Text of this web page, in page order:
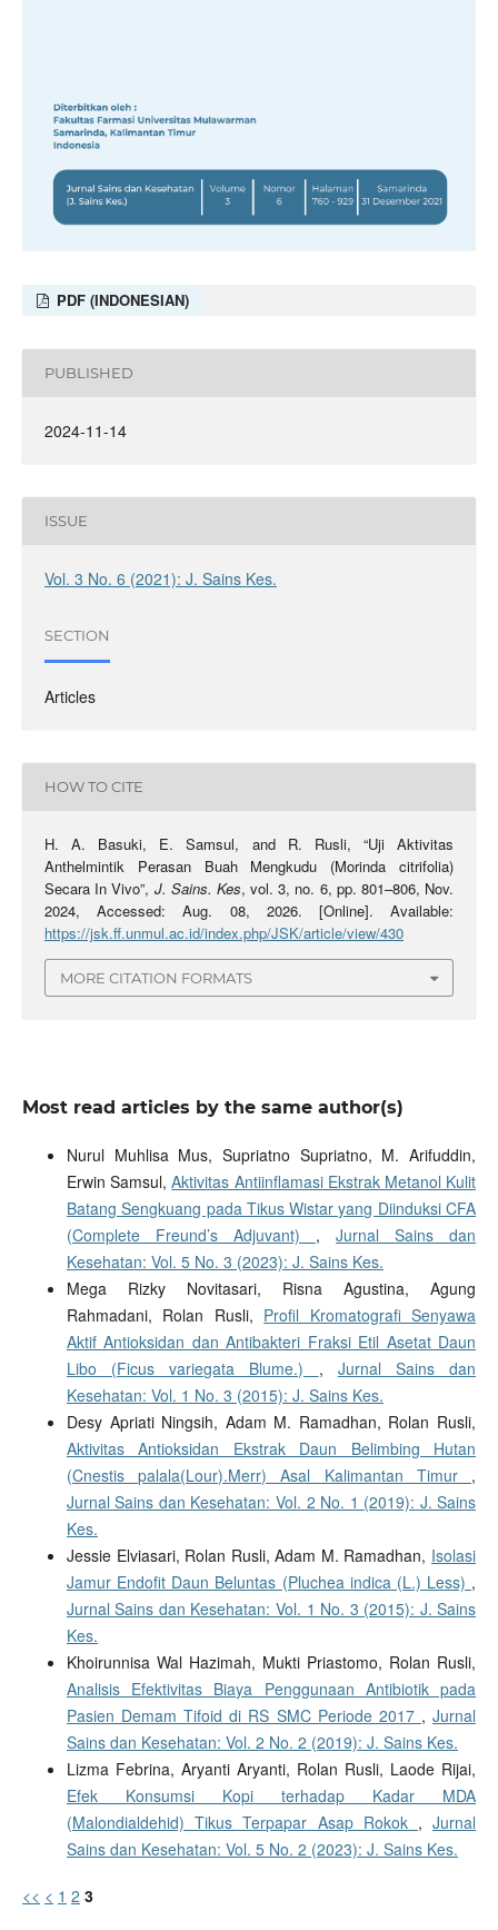
PDF (INDONESIAN)
PUBLISHED
2024-11-14
ISSUE
Vol. 3 No. 6 (2021): J. Sains Kes.
SECTION
Articles
HOW TO CITE
H. A. Basuki, E. Samsul, and R. Rusli, “Uji Aktivitas
Anthelmintik Perasan Buah Mengkudu (Morinda citrifolia)
Secara In Vivo”, J. Sains. Kes, vol. 3, no. 6, pp. 801–806, Nov.
2024, Accessed: Aug. 08, 2026. [Online]. Available:
https://jsk.ff.unmul.ac.id/index.php/JSK/article/view/430
MORE CITATION FORMATS
Most read articles by the same author(s)
Nurul Muhlisa Mus, Supriatno Supriatno, M. Arifuddin,
Erwin Samsul,Aktivitas Antiinflamasi Ekstrak Metanol Kulit
Batang Sengkuang pada Tikus Wistar yang Diinduksi CFA
(Complete Freund’s Adjuvant) ,Jurnal Sains dan
Kesehatan: Vol. 5 No. 3 (2023): J. Sains Kes.
Mega Rizky Novitasari, Risna Agustina, Agung
Rahmadani, Rolan Rusli, Profil Kromatografi Senyawa
Aktif Antioksidan dan Antibakteri Fraksi Etil Asetat Daun
Libo (Ficus variegata Blume.) , Jurnal Sains dan
Kesehatan: Vol. 1 No. 3 (2015): J. Sains Kes.
Desy Apriati Ningsih, Adam M. Ramadhan, Rolan Rusli,
Aktivitas Antioksidan Ekstrak Daun Belimbing Hutan
(Cnestis palala(Lour).Merr) Asal Kalimantan Timur ,
Jurnal Sains dan Kesehatan: Vol. 2 No. 1 (2019): J. Sains
Kes.
Jessie Elviasari, Rolan Rusli, Adam M. Ramadhan, Isolasi
Jamur Endofit Daun Beluntas (Pluchea indica (L.) Less) ,
Jurnal Sains dan Kesehatan: Vol. 1 No. 3 (2015): J. Sains
Kes.
Khoirunnisa Wal Hazimah, Mukti Priastomo, Rolan Rusli,
Analisis Efektivitas Biaya Penggunaan Antibiotik pada
Pasien Demam Tifoid di RS SMC Periode 2017 ,Jurnal
Sains dan Kesehatan: Vol. 2 No. 2 (2019): J. Sains Kes.
Lizma Febrina, Aryanti Aryanti, Rolan Rusli, Laode Rijai,
Efek Konsumsi Kopi terhadap Kadar MDA
(Malondialdehid) Tikus Terpapar Asap Rokok ,Jurnal
Sains dan Kesehatan: Vol. 5 No. 2 (2023): J. Sains Kes.
<< < 1 2 3